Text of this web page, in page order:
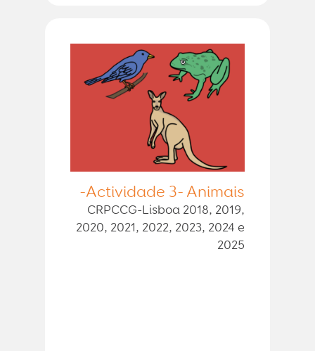
Actividade 3- Animais-
CRPCCG-Lisboa 2018, 2019,
2020, 2021, 2022, 2023, 2024 e
2025